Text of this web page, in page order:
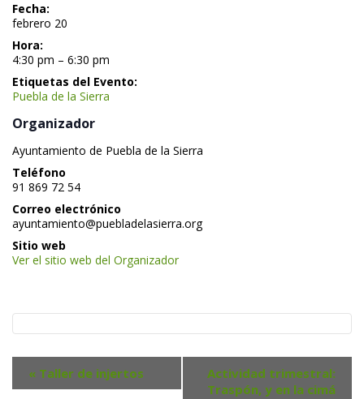
Fecha:
febrero 20
Hora:
4:30 pm – 6:30 pm
Etiquetas del Evento:
Puebla de la Sierra
Organizador
Ayuntamiento de Puebla de la Sierra
Teléfono
91 869 72 54
Correo electrónico
ayuntamiento@puebladelasierra.org
Sitio web
Ver el sitio web del Organizador
a
« Taller de injerto
Actividad trimestral:
Traspón, y en la cimá